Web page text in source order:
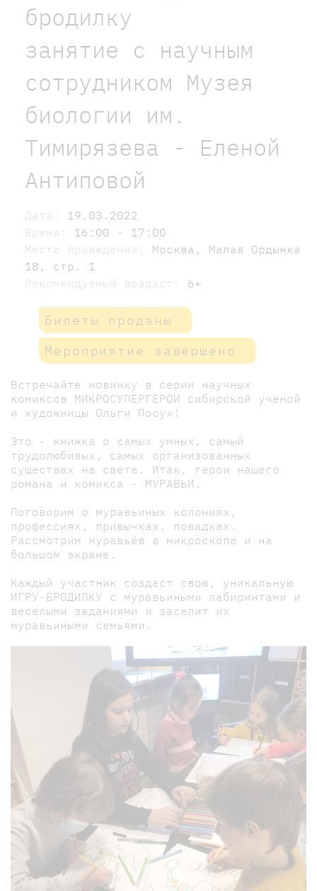
бродилку
занятие с научным
сотрудником Музея
биологии им.
Тимирязева - Еленой
Антиповой
Дата: 19.03.2022
Время: 16:00 - 17:00
Место проведения: Москва, Малая Ордынка
18, стр. 1
Рекомендуемый возраст: 6+
Билеты проданы
Мероприятие завершено
Встречайте новинку в серии научных
комиксов МИКРОСУПЕРГЕРОИ сибирской ученой
и художницы Ольги Посух!
Это - книжка о самых умных, самый
трудолюбивых, самых организованных
существах на свете. Итак, герои нашего
романа и комикса - МУРАВЬИ.
Поговорим о муравьиных колониях,
профессиях, привычках, повадках.
Рассмотрим муравьёв в микроскопе и на
большом экране.
Каждый участник создаст свою, уникальную
ИГРУ-БРОДИЛКУ с муравьиными лабиринтами и
веселыми заданиями и заселит их
муравьиными семьями.